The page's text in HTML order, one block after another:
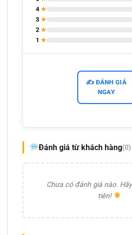
4★
3 ★
2 ★
1 ★
✍️ ĐÁNH GIÁ
NGAY
Đánh giá từ khách hàng(0)
Chưa có đánh giá nào.
tiên!